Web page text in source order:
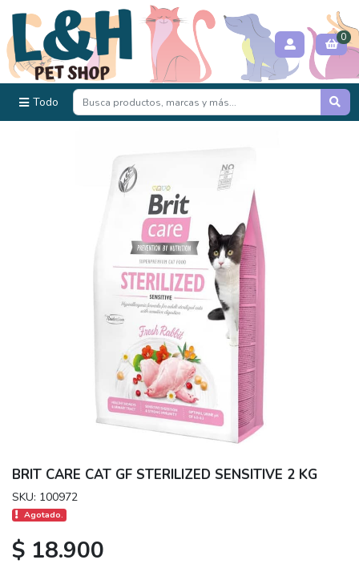
Todo
0
BRIT CARE CAT GF STERILIZED SENSITIVE 2 KG
SKU: 100972
Agotado.
$ 18.900